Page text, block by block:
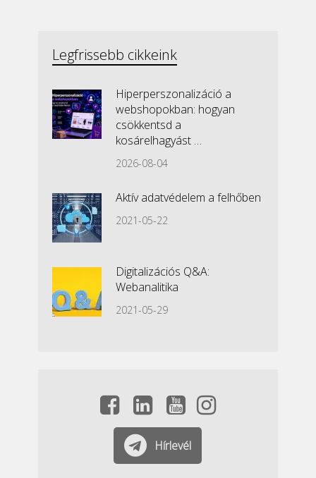
Legfrissebb cikkeink
Hiperperszonalizáció a
webshopokban: hogyan
csökkentsd a
kosárelhagyást …
2026-08-04
Aktív adatvédelem a felhőben
2021-05-22
Digitalizációs Q&A:
Webanalitika
2021-05-29
Hírlevél